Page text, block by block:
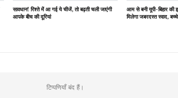
सावधान! रिश्ते में आ गई ये चीजें, तो बढ़ती चली जाएंगी
आपके बीच की दूरियां
आम से बनी यूपी-बिहार
मिलेगा जबरदस्त स्वाद,
टिप्पणियाँ बंद हैं।